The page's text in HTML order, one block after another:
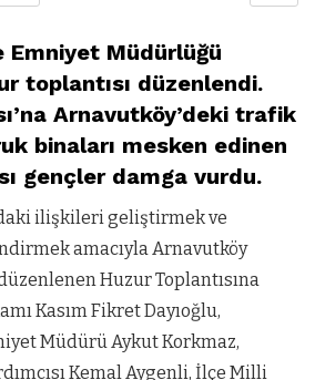
Emniyet Müdürlüğü
toplantısı düzenlendi.
Arnavutköy’deki trafik
binaları mesken edinen
gençler damga vurdu.
ilişkileri geliştirmek ve
amacıyla Arnavutköy
Huzur Toplantısına
Kasım Fikret Dayıoğlu,
Müdürü Aykut Korkmaz,
Kemal Aygenli, İlçe Milli